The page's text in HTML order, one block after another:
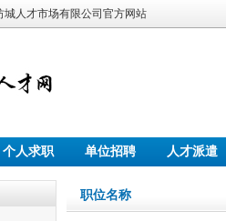
人才市场有限公司官方网站
个人求职 单位招聘 人才派遣
职位名称